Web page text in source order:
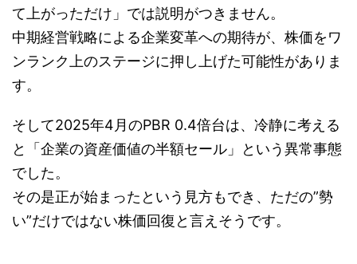
て上がっただけ」では説明がつきません。
中期経営戦略による企業変革への期待が、株価をワ
ンランク上のステージに押し上げた可能性がありま
す。
そして2025年4月のPBR 0.4倍台は、冷静に考える
と「企業の資産価値の半額セール」という異常事態
でした。
その是正が始まったという見方もでき、ただの”勢
い”だけではない株価回復と言えそうです。